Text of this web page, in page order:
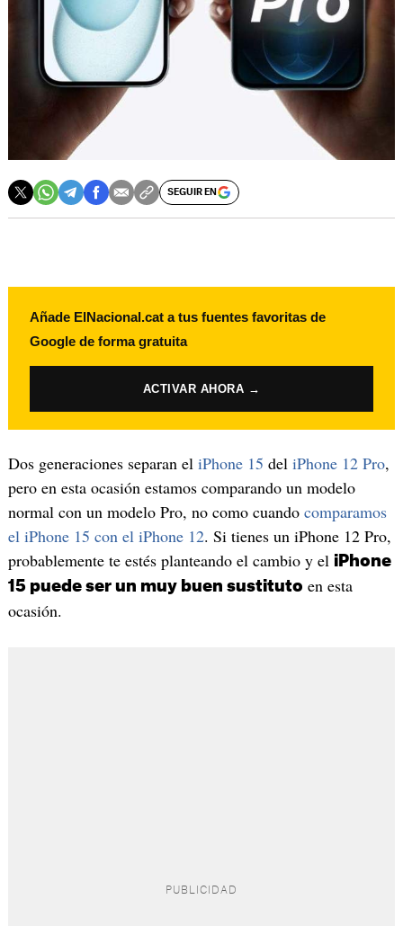
SEGUIR EN
Añade ElNacional.cat a tus fuentes favoritas de
Google de forma gratuita
ACTIVAR AHORA →
Dos generaciones separan el iPhone 15 del iPhone 12 Pro,
pero en esta ocasión estamos comparando un modelo
normal con un modelo Pro, no como cuando comparamos
el iPhone 15 con el iPhone 12. Si tienes un iPhone 12 Pro,
probablemente te estés planteando el cambio y el iPhone
15 puede ser un muy buen sustituto en esta
ocasión.